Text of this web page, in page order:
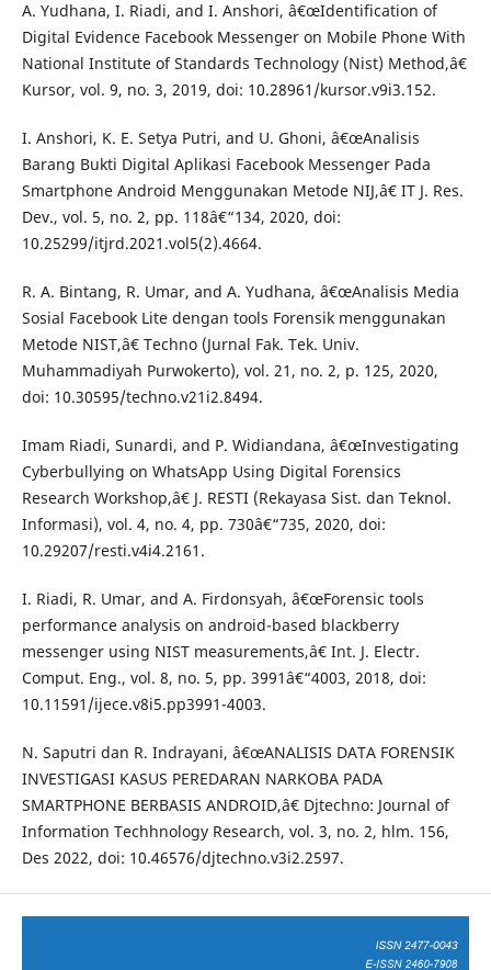
A. Yudhana, I. Riadi, and I. Anshori, â€œIdentification of
Digital Evidence Facebook Messenger on Mobile Phone With
National Institute of Standards Technology (Nist) Method,â€
Kursor, vol. 9, no. 3, 2019, doi: 10.28961/kursor.v9i3.152.
I. Anshori, K. E. Setya Putri, and U. Ghoni, â€œAnalisis
Barang Bukti Digital Aplikasi Facebook Messenger Pada
Smartphone Android Menggunakan Metode NIJ,â€ IT J. Res.
Dev., vol. 5, no. 2, pp. 118â€“134, 2020, doi:
10.25299/itjrd.2021.vol5(2).4664.
R. A. Bintang, R. Umar, and A. Yudhana, â€œAnalisis Media
Sosial Facebook Lite dengan tools Forensik menggunakan
Metode NIST,â€ Techno (Jurnal Fak. Tek. Univ.
Muhammadiyah Purwokerto), vol. 21, no. 2, p. 125, 2020,
doi: 10.30595/techno.v21i2.8494.
Imam Riadi, Sunardi, and P. Widiandana, â€œInvestigating
Cyberbullying on WhatsApp Using Digital Forensics
Research Workshop,â€ J. RESTI (Rekayasa Sist. dan Teknol.
Informasi), vol. 4, no. 4, pp. 730â€“735, 2020, doi:
10.29207/resti.v4i4.2161.
I. Riadi, R. Umar, and A. Firdonsyah, â€œForensic tools
performance analysis on android-based blackberry
messenger using NIST measurements,â€ Int. J. Electr.
Comput. Eng., vol. 8, no. 5, pp. 3991â€“4003, 2018, doi:
10.11591/ijece.v8i5.pp3991-4003.
N. Saputri dan R. Indrayani, â€œANALISIS DATA FORENSIK
INVESTIGASI KASUS PEREDARAN NARKOBA PADA
SMARTPHONE BERBASIS ANDROID,â€ Djtechno: Journal of
Information Techhnology Research, vol. 3, no. 2, hlm. 156,
Des 2022, doi: 10.46576/djtechno.v3i2.2597.